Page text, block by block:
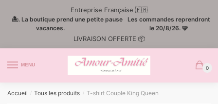
Entreprise Française 🇫🇷
🏝️. La boutique prend une petite pause
vacances.
Les commandes reprendront
le 20/8/26. 🩷
LIVRAISON OFFERTE 📦
MENU
0
Accueil / Tous les produits / T-shirt Couple King Queen